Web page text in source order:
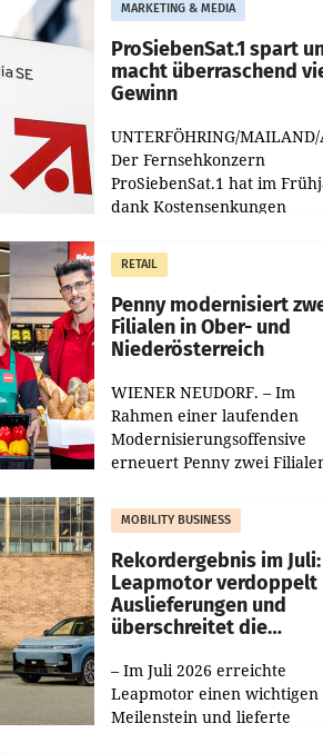
MARKETING & MEDIA
ProSiebenSat.1 spart
macht überraschend
Gewinn
UNTERFÖHRING/MAILAND/
Der Fernsehkonzern
ProSiebenSat.1 hat im
dank Kostensenkungen
gemacht und die
Markterwartung deutlich
übertroffen.
RETAIL
Penny modernisiert
Filialen in Ober- und
Niederösterreich
WIENER NEUDORF. – Im
Rahmen einer laufenden
Modernisierungsoffensive
erneuert Penny zwei
Die beiden Standorte liegen
Haag sowie im rund
MOBILITY BUSINESS
Rekordergebnis im Juli:
Leapmotor verdoppelt
Auslieferungen und
überschreitet die
– Im Juli 2026 erreichte
Leapmotor einen wichtigen
Meilenstein und lieferte